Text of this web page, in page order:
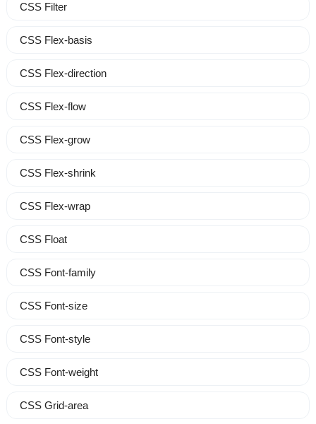
CSS Filter
CSS Flex-basis
CSS Flex-direction
CSS Flex-flow
CSS Flex-grow
CSS Flex-shrink
CSS Flex-wrap
CSS Float
CSS Font-family
CSS Font-size
CSS Font-style
CSS Font-weight
CSS Grid-area